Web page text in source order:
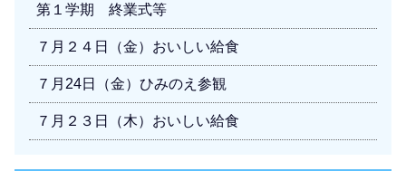
第１学期 終業式等
７月２４日（金）おいしい給食
７月24日（金）ひみのえ参観
７月２３日（木）おいしい給食